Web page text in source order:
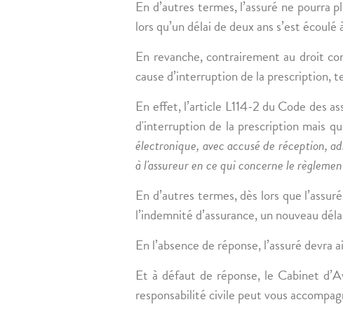
En d’autres termes, l’assuré ne pourra
lors qu’un délai de deux ans s’est
En revanche, contrairement au droit
cause d’interruption de la prescription,
En effet, l’article L114-2 du Code des
d'interruption de la prescription mais
électronique, avec accusé de réception,
à l'assureur en ce qui concerne le
En d’autres termes, dès lors que
l’indemnité d’assurance, un nouveau
En l’absence de réponse, l’assuré
Et à défaut de réponse, le Cabinet
responsabilité civile peut vous